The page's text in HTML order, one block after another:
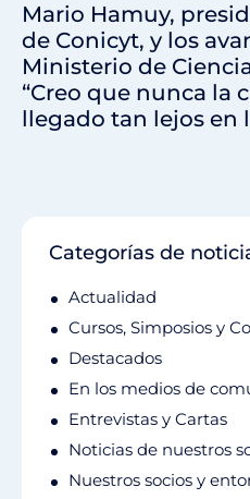
Mario Hamuy,
de Conicyt, y los
Ministerio de
“Creo que nunca la
llegado tan lejos en
Categorías de
Actualidad
Cursos, Simposios y
Destacados
En los medios de
Entrevistas y Cartas
Noticias de nuestros
Nuestros socios y